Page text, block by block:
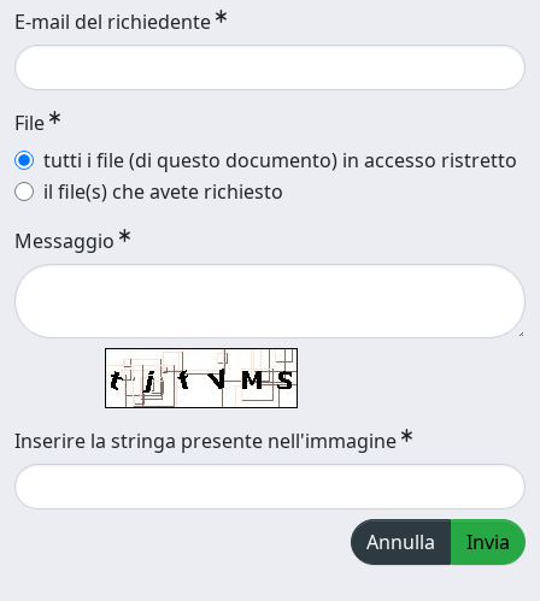
E-mail del richiedente
File
tutti i file (di questo documento) in accesso ristretto
il file(s) che avete richiesto
Messaggio
Inserire la stringa presente nell'immagine
Annulla Invia